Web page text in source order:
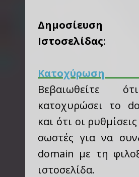
Ιστοσελίδας:
Κατοχύρωση
Βεβαιωθείτε
κατοχυρώσει το
και ότι οι
σωστές για να
domain με τη
ιστοσελίδα.